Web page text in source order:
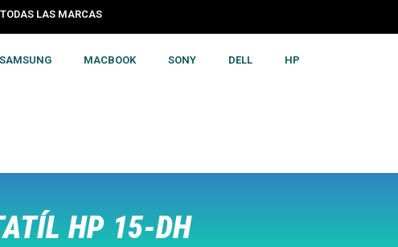
TODAS LAS MARCAS
SAMSUNG MACBOOK SONY DELL HP
HP 15-DH